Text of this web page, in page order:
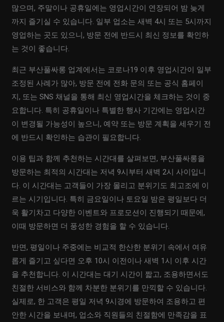
많으며, 주말이나 공휴일에는 영업시간이 연장되어 밤 늦게
까지 즐기실 수 있습니다. 일부 업소는 새벽 4시 또는 5시까지
영업하는 곳도 있으니, 방문 전에 반드시 최신 정보를 확인하
는 것이 좋습니다.
최근 부산풀싸롱 업계에서는 코로나19 이후 영업시간이 일부
조정된 사례가 많아, 방문 전에 전화 문의 또는 공식 홈페이
지, 또는 SNS 채널을 통해 최신 영업시간을 체크하는 것이 중
요합니다. 특히 공휴일이나 특별한 행사 기간에는 영업시간
이 변경될 가능성이 높으니, 예약 또는 방문 계획을 세우기 전
에 반드시 확인하는 습관이 필요합니다.
이용 팁과 함께 추천하는 시간대를 살펴보면, 부산풀싸롱을
방문하는 최적의 시간대는 저녁 9시부터 새벽 2시 사이입니
다. 이 시간대는 고객들이 가장 몰리고 분위기도 최고조에 이
르는 시기입니다. 특히 금요일이나 토요일 밤은 평일보다 더
욱 활기차고 다양한 이벤트와 프로모션이 진행되기 때문에,
이때 방문하면 더 풍성한 경험을 할 수 있습니다.
반면, 평일이나 주중에는 비교적 한산한 분위기 속에서 여유
롭게 즐기고 싶다면 오후 10시 이전이나 새벽 1시 이후 시간
을 추천합니다. 이 시간대는 대기 시간이 짧고, 조용하면서도
친절한 서비스와 함께 차분한 분위기를 만끽할 수 있습니다.
실제로, 한 고객은 평일 저녁 9시경에 방문하여 조용하고 편
안한 시간을 보내며, 업소와 직원들의 친절함에 만족감을 표